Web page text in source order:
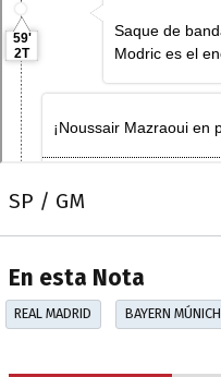
SP / GM
En esta Nota
REAL MADRID BAYERN MÚNICH